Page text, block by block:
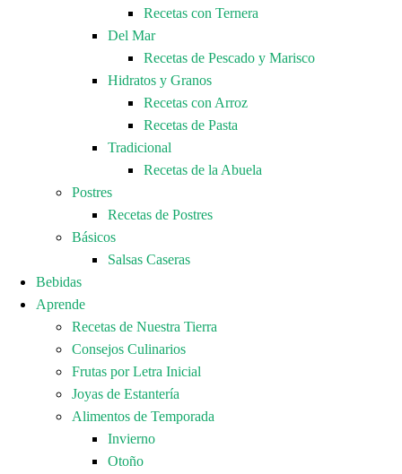
Recetas con Ternera
Del Mar
Recetas de Pescado y Marisco
Hidratos y Granos
Recetas con Arroz
Recetas de Pasta
Tradicional
Recetas de la Abuela
Postres
Recetas de Postres
Básicos
Salsas Caseras
Bebidas
Aprende
Recetas de Nuestra Tierra
Consejos Culinarios
Frutas por Letra Inicial
Joyas de Estantería
Alimentos de Temporada
Invierno
Otoño